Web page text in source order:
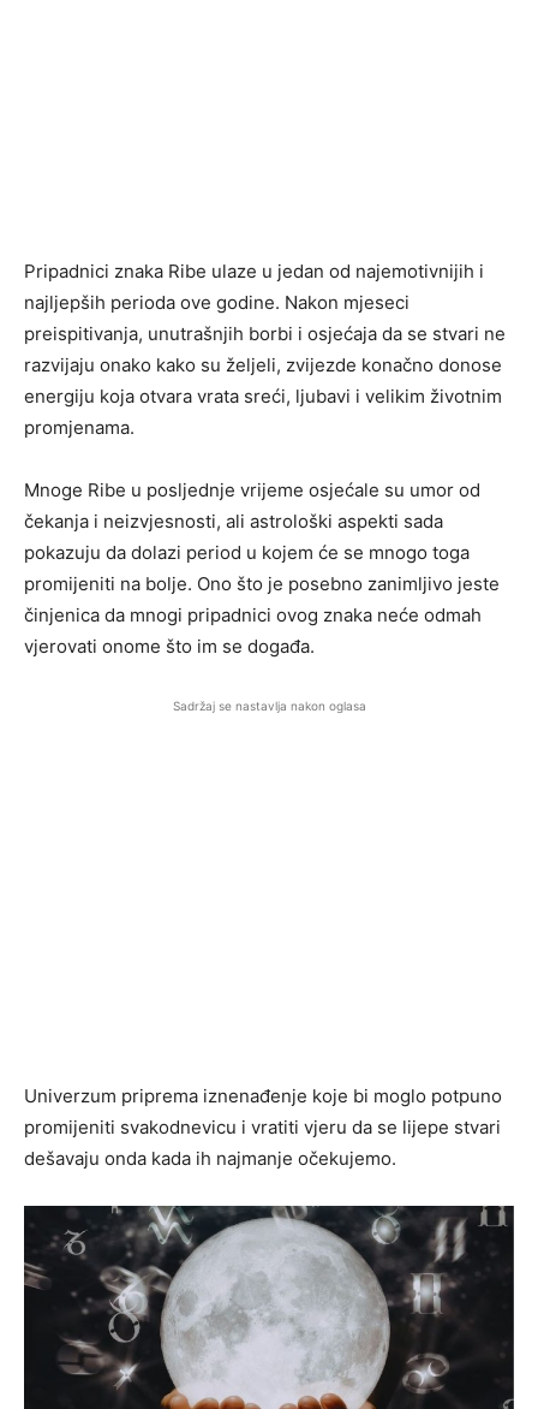
Pripadnici znaka Ribe ulaze u jedan od najemotivnijih i
najljepših perioda ove godine. Nakon mjeseci
preispitivanja, unutrašnjih borbi i osjećaja da se stvari ne
razvijaju onako kako su željeli, zvijezde konačno donose
energiju koja otvara vrata sreći, ljubavi i velikim životnim
promjenama.
Mnoge Ribe u posljednje vrijeme osjećale su umor od
čekanja i neizvjesnosti, ali astrološki aspekti sada
pokazuju da dolazi period u kojem će se mnogo toga
promijeniti na bolje. Ono što je posebno zanimljivo jeste
činjenica da mnogi pripadnici ovog znaka neće odmah
vjerovati onome što im se događa.
Sadržaj se nastavlja nakon oglasa
Univerzum priprema iznenađenje koje bi moglo potpuno
promijeniti svakodnevicu i vratiti vjeru da se lijepe stvari
dešavaju onda kada ih najmanje očekujemo.